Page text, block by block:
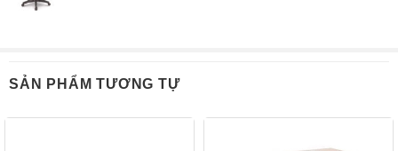
SẢN PHẨM TƯƠNG TỰ